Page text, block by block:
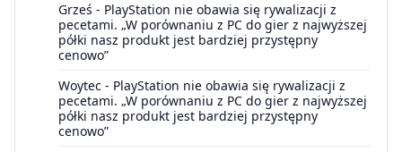
Grześ - PlayStation nie obawia się rywalizacji z
pecetami. „W porównaniu z PC do gier z najwyższej
półki nasz produkt jest bardziej przystępny
cenowo”
Woytec - PlayStation nie obawia się rywalizacji z
pecetami. „W porównaniu z PC do gier z najwyższej
półki nasz produkt jest bardziej przystępny
cenowo”